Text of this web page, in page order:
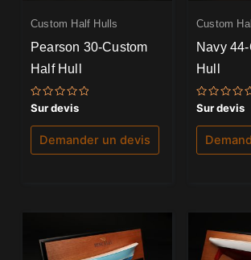
Custom Half Hulls
Pearson 30-Custom
Half Hull
Note
0
sur
Sur devis
Demander un devis
Custom
Navy
Hull
Note
0
sur
Sur devis